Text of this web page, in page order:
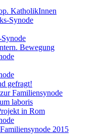
KatholikInnen
Synode
Bewegung
gefragt!
Familiensynode
laboris
in Rom
2015